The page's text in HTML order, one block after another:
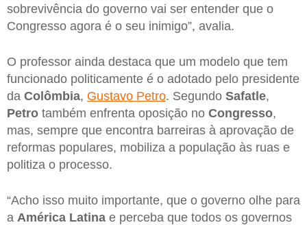
sobrevivência do governo vai ser entender que o
Congresso agora é o seu inimigo”, avalia.
O professor ainda destaca que um modelo que tem
funcionado politicamente é o adotado pelo presidente
da Colômbia, Gustavo Petro. Segundo Safatle,
Petro também enfrenta oposição no Congresso,
mas, sempre que encontra barreiras à aprovação de
reformas populares, mobiliza a população às ruas e
politiza o processo.
“Acho isso muito importante, que o governo olhe para
a América Latina e perceba que todos os governos